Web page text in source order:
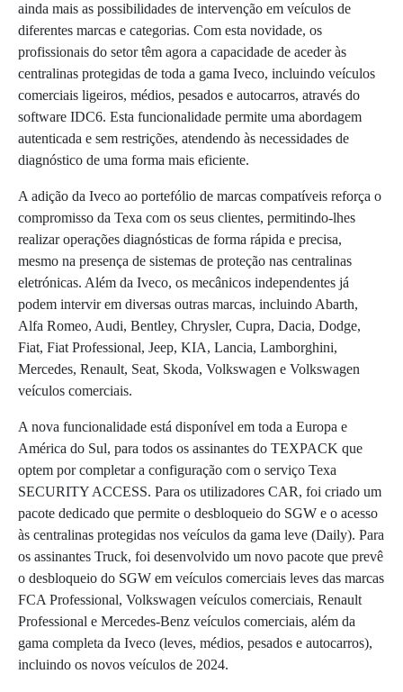
ainda mais as possibilidades de intervenção em veículos de
diferentes marcas e categorias. Com esta novidade, os
profissionais do setor têm agora a capacidade de aceder às
centralinas protegidas de toda a gama Iveco, incluindo veículos
comerciais ligeiros, médios, pesados e autocarros, através do
software IDC6. Esta funcionalidade permite uma abordagem
autenticada e sem restrições, atendendo às necessidades de
diagnóstico de uma forma mais eficiente.
A adição da Iveco ao portefólio de marcas compatíveis reforça o
compromisso da Texa com os seus clientes, permitindo-lhes
realizar operações diagnósticas de forma rápida e precisa,
mesmo na presença de sistemas de proteção nas centralinas
eletrónicas. Além da Iveco, os mecânicos independentes já
podem intervir em diversas outras marcas, incluindo Abarth,
Alfa Romeo, Audi, Bentley, Chrysler, Cupra, Dacia, Dodge,
Fiat, Fiat Professional, Jeep, KIA, Lancia, Lamborghini,
Mercedes, Renault, Seat, Skoda, Volkswagen e Volkswagen
veículos comerciais.
A nova funcionalidade está disponível em toda a Europa e
América do Sul, para todos os assinantes do TEXPACK que
optem por completar a configuração com o serviço Texa
SECURITY ACCESS. Para os utilizadores CAR, foi criado um
pacote dedicado que permite o desbloqueio do SGW e o acesso
às centralinas protegidas nos veículos da gama leve (Daily). Para
os assinantes Truck, foi desenvolvido um novo pacote que prevê
o desbloqueio do SGW em veículos comerciais leves das marcas
FCA Professional, Volkswagen veículos comerciais, Renault
Professional e Mercedes-Benz veículos comerciais, além da
gama completa da Iveco (leves, médios, pesados e autocarros),
incluindo os novos veículos de 2024.